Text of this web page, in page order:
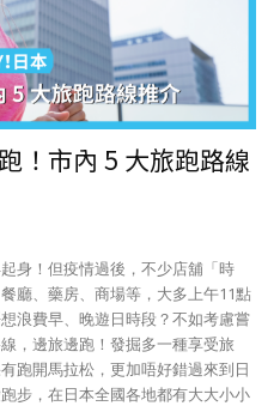
！市內 5 大旅跑路線
身！但疫情過後，不少店舖「時
廳、藥房、商場等，大多上午11點
浪費早、晚遊日時段？不如考慮嘗
，邊旅邊跑！發掘多一種享受旅
跑開馬拉松，更加唔好錯過來到日
步，在日本全國各地都有大大小小